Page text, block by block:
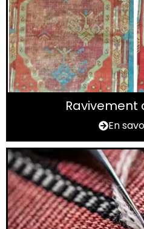
Ravivement
En